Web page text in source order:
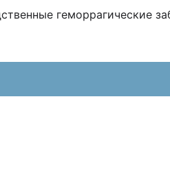
геморрагические